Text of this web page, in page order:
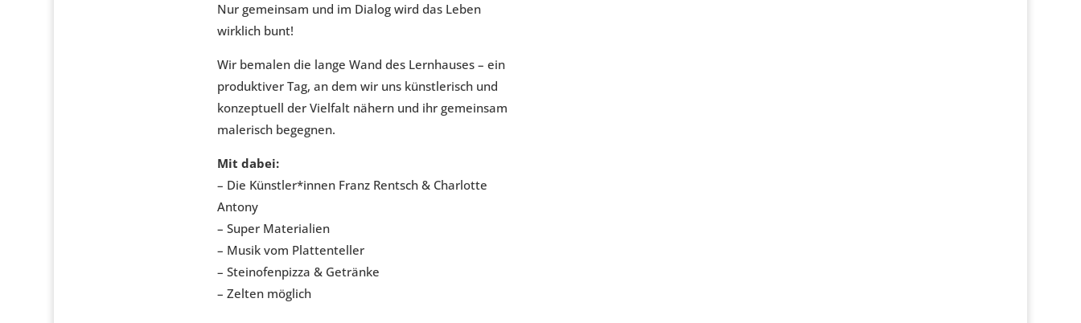
Nur gemeinsam und im Dialog wird das Leben
wirklich bunt!
Wir bemalen die lange Wand des Lernhauses – ein
produktiver Tag, an dem wir uns künstlerisch und
konzeptuell der Vielfalt nähern und ihr gemeinsam
malerisch begegnen.
Mit dabei:
– Die Künstler*innen Franz Rentsch & Charlotte
Antony
– Super Materialien
– Musik vom Plattenteller
– Steinofenpizza & Getränke
– Zelten möglich